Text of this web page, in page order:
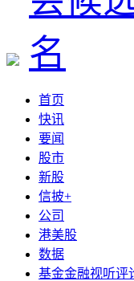
首页
快讯
要闻
股市
新股
信披+
公司
港美股
数据
基金金融视听评